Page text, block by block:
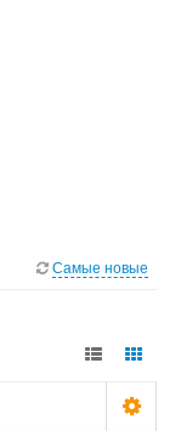
Самые новые